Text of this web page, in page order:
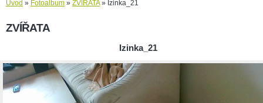
Úvod » Fotoalbum » ZVÍŘATA» Izinka_21
ZVÍŘATA
Izinka_21